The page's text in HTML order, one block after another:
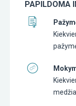
PAPILDOMA